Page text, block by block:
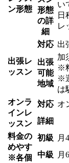
ン形態
形態
の詳
細
い
日
レ
出張レ
ッスン
対応 出
出張
可能
地域
加
※
※
は
オンラ
インレ
ッスン
対応 オ
詳細
料金の
めやす
※各個
初級
月
中級
月